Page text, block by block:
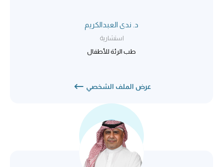
د. ندى العبدالكريم
استشارية
طب الرئة للأطفال
عرض الملف الشخصي